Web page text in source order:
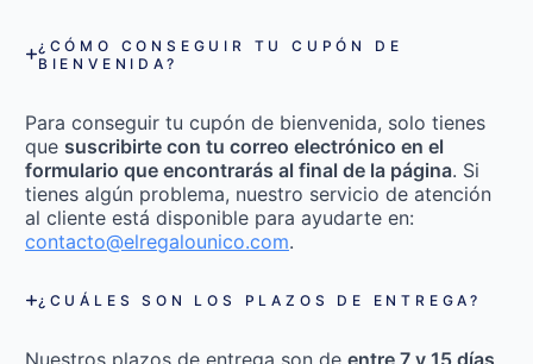
¿CÓMO CONSEGUIR TU CUPÓN DE
BIENVENIDA?
Para conseguir tu cupón de bienvenida, solo tienes
que suscribirte con tu correo electrónico en el
formulario que encontrarás al final de la página. Si
tienes algún problema, nuestro servicio de atención
al cliente está disponible para ayudarte en:
contacto@elregalounico.com.
¿CUÁLES SON LOS PLAZOS DE ENTREGA?
Nuestros plazos de entrega son de entre 7 y 15 días